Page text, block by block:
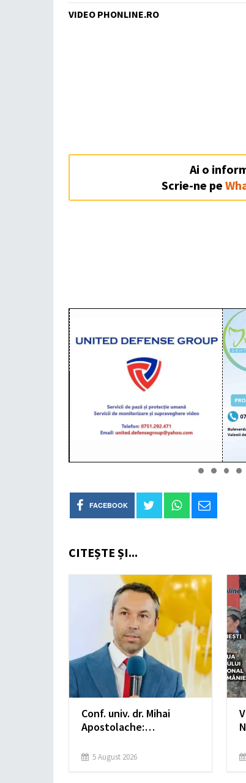
VIDEO PHONLINE.RO
Ai o
Scrie-ne pe
FACEBOOK
CITEȘTE ȘI...
Conf. univ. dr. Mihai
Apostolache:
Timișoarei, Dominic
5 August 2026